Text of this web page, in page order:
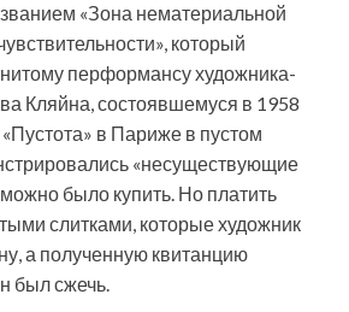
«Зона нематериальной
который
перформансу художника-
Кляйна, состоявшемуся в 1958
в Париже в пустом
«несуществующие
было купить. Но платить
слитками, которые художник
а полученную квитанцию
был сжечь.